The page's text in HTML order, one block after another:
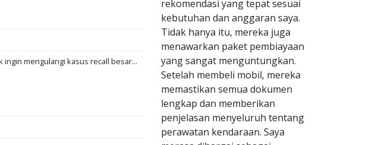
mengulangi kasus recall besar...
rekomendasi yang tepat sesuai
kebutuhan dan anggaran saya.
Tidak hanya itu, mereka juga
menawarkan paket pembiayaan
yang sangat menguntungkan.
Setelah membeli mobil, mereka
memastikan semua dokumen
lengkap dan memberikan
penjelasan menyeluruh tentang
perawatan kendaraan. Saya